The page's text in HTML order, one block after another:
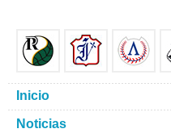
Inicio
Noticias